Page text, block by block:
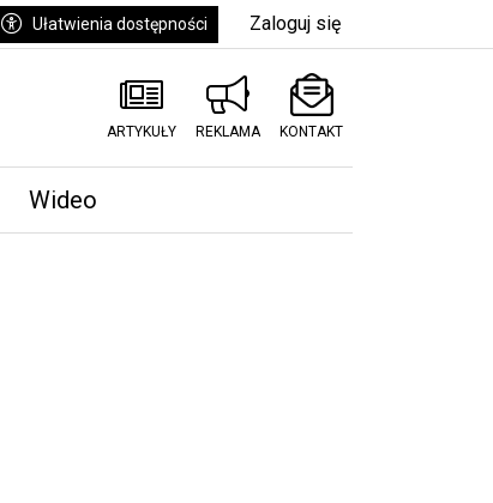
Ułatwienia dostępności Zaloguj się
ARTYKUŁY REKLAMA KONTAKT
Wideo